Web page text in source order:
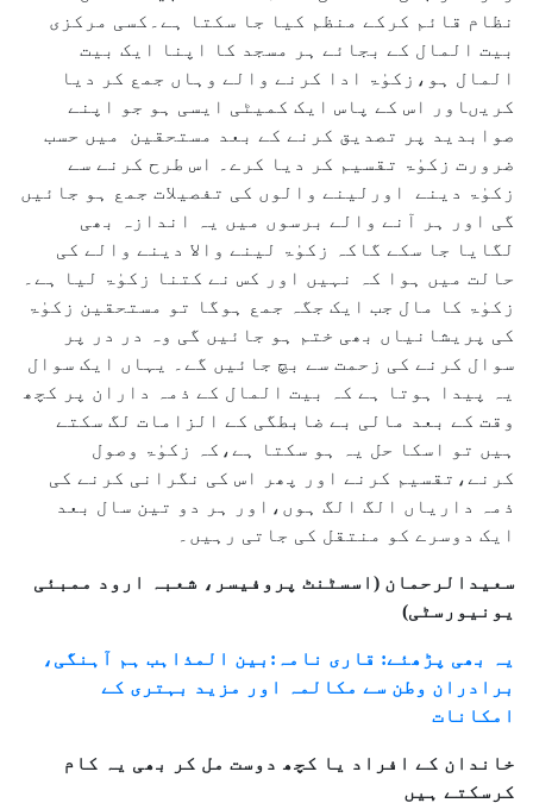
نظام قائم کرکے منظم کیا جا سکتا ہے۔کسی مرکزی
بیت المال کے بجائے ہر مسجد کا اپنا ایک بیت
المال ہو،زکوٰۃ ادا کرنے والے وہاں جمع کر دیا
کریںاور اس کے پاس ایک کمیٹی ایسی ہو جو اپنے
صوابدید پر تصدیق کرنے کے بعد مستحقین میں حسب
ضرورت زکوٰۃ تقسیم کر دیا کرے۔ اس طرح کرنے سے
زکوٰۃ دینے اورلینے والوں کی تفصیلات جمع ہو جائیں
گی اور ہر آنے والے برسوں میں یہ اندازہ بھی
لگایا جا سکے گاکہ زکوٰۃ لینے والا دینے والے کی
حالت میں ہوا کہ نہیں اور کس نے کتنا زکوٰۃ لیا ہے۔
زکوٰۃ کا مال جب ایک جگہ جمع ہوگا تو مستحقین زکوٰۃ
کی پریشانیاں بھی ختم ہو جائیں گی وہ در در پر
سوال کرنے کی زحمت سے بچ جائیں گے۔ یہاں ایک سوال
یہ پیدا ہوتا ہے کہ بیت المال کے ذمہ داران پر کچھ
وقت کے بعد مالی بے ضابطگی کے الزامات لگ سکتے
ہیں تو اسکا حل یہ ہو سکتا ہے،کہ زکوٰۃ وصول
کرنے،تقسیم کرنے اور پھر اس کی نگرانی کرنے کی
ذمہ داریاں الگ الگ ہوں،اور ہر دو تین سال بعد
ایک دوسرے کو منتقل کی جاتی رہیں۔
سعیدالرحمان (اسسٹنٹ پروفیسر، شعبہ ارود ممبئی
یونیورسٹی)
یہ بھی پڑھئے: قاری نامہ:بین المذاہب ہم آہنگی،
برادران وطن سے مکالمہ اور مزید بہتری کے
امکانات
خاندان کے افراد یا کچھ دوست مل کر بھی یہ کام
کرسکتے ہیں